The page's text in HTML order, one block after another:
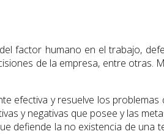
factor humano en el trabajo,
de la empresa, entre otras.
efectiva y resuelve los problemas
y negativas que posee y las
defiende la no existencia de una